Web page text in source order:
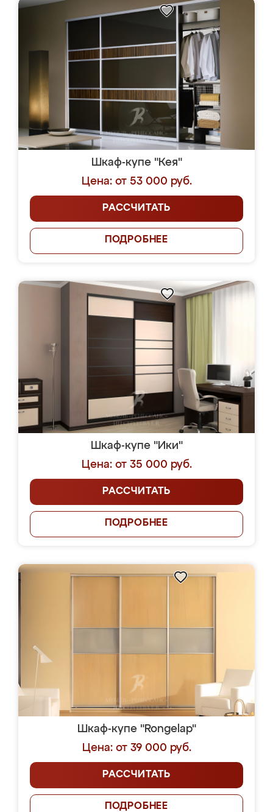
Шкаф-купе "Кея"
Цена: от 53 000 руб.
РАССЧИТАТЬ
ПОДРОБНЕЕ
Шкаф-купе "Ики"
Цена: от 35 000 руб.
РАССЧИТАТЬ
ПОДРОБНЕЕ
Шкаф-купе "Rongelap"
Цена: от 39 000 руб.
РАССЧИТАТЬ
ПОДРОБНЕЕ